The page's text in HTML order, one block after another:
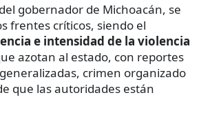
gobernador de Michoacán, se
frentes críticos, siendo el
e intensidad de la violencia
azotan al estado, con reportes
crimen organizado
que las autoridades están